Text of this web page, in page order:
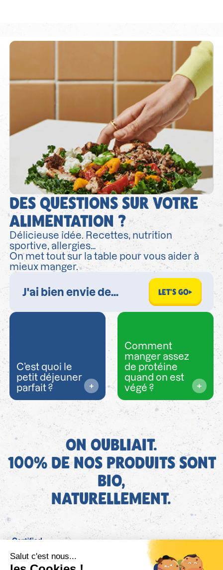
DES QUESTIONS SUR VOTRE
ALIMENTATION ?
Délicieuse idée. Recettes, nutrition
sportive, allergies…
On met tout sur la table pour vous aider à
mieux manger.
LET'S GO
C’est quoi le
petit déjeuner
parfait ?
Comment
manger assez
de protéine
quand on est
végé ?
ON OUBLIAIT.
100% DE NOS PRODUITS SONT
BIO,
NATURELLEMENT.
FR